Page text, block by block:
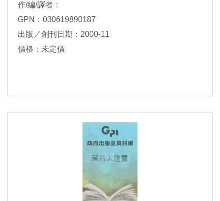
作/編/譯者：
GPN：030619890187
出版／創刊日期：2000-11
價格：未定價